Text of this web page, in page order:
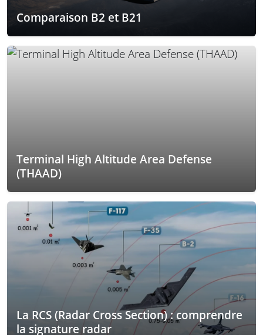
Comparaison B2 et B21
Terminal High Altitude Area Defense
(THAAD)
La RCS (Radar Cross Section) : comprendre
la signature radar